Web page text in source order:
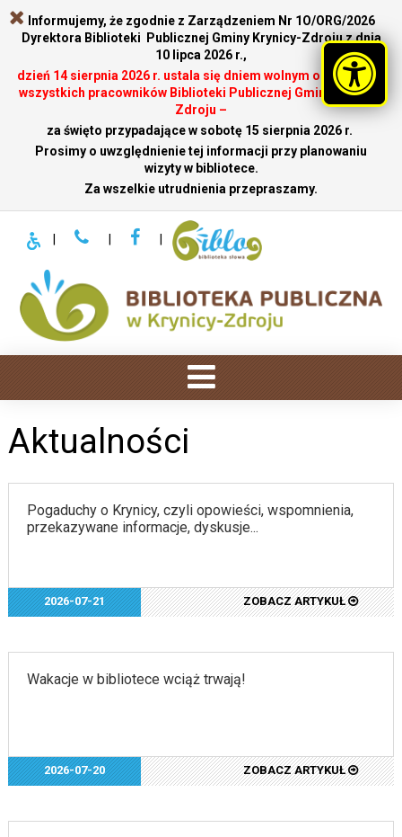
Informujemy, że zgodnie z Zarządzeniem Nr 1O/ORG/2026
Dyrektora Biblioteki Publicznej Gminy Krynicy-Zdroju z dnia
10 lipca 2026 r.,
dzień 14 sierpnia 2026 r. ustala się dniem wolnym od pracy dla
wszystkich pracowników Biblioteki Publicznej Gminy Krynicy-
Zdroju –
za święto przypadające w sobotę 15 sierpnia 2026 r.
Prosimy o uwzględnienie tej informacji przy planowaniu
wizyty w bibliotece.
Za wszelkie utrudnienia przepraszamy.
Aktualności
Pogaduchy o Krynicy, czyli opowieści, wspomnienia,
przekazywane informacje, dyskusje...
2026-07-21 ZOBACZ ARTYKUŁ
Wakacje w bibliotece wciąż trwają!
2026-07-20 ZOBACZ ARTYKUŁ